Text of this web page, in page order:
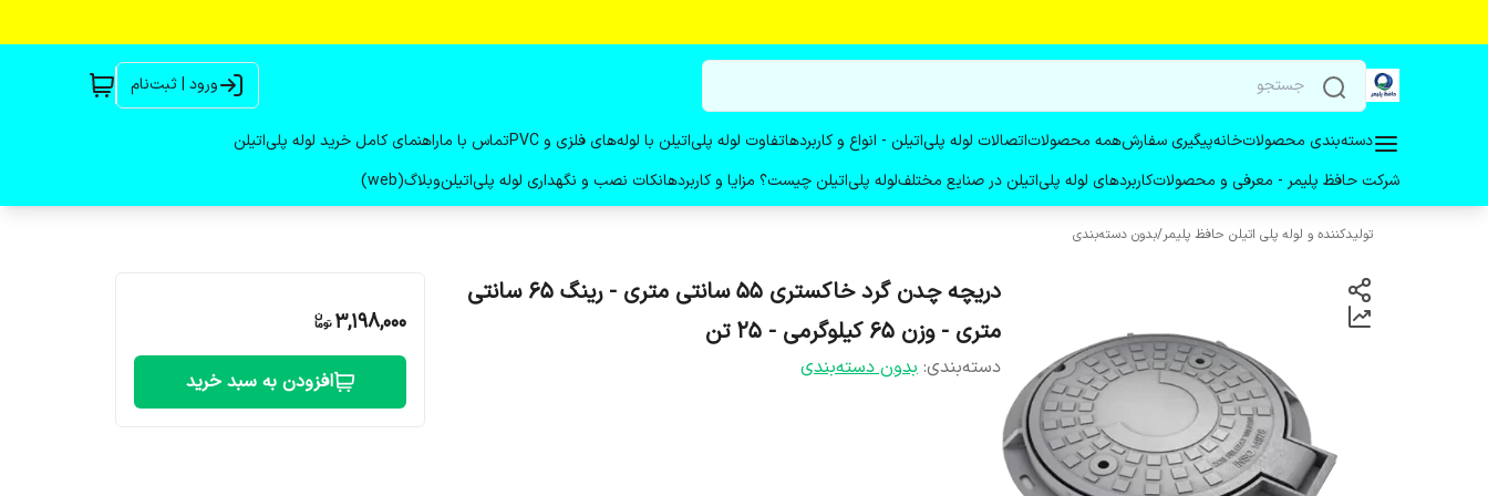
ورود | ثبت‌نام
دسته‌بندی محصولاتخانهپیگیری سفارشهمه محصولاتاتصالات لوله پلی‌اتیلن - انواع و کاربردهاتفاوت لوله پلی‌اتیلن با لوله‌های فلزی و PVC تماس با ماراهنمای کامل خرید لوله پلی‌اتیلن
شرکت حافظ پلیمر - معرفی و محصولاتکاربردهای لوله پلی‌اتیلن در صنایع مختلفلوله پلی‌اتیلن چیست؟ مزایا و کاربردهانکات نصب و نگهداری لوله پلی‌اتیلنوبلاگ(web)
تولیدکننده و لوله پلی اتیلن حافظ پلیمر/بدون دسته‌بندی
دریچه چدن گرد خاکستری 55 سانتی متری - رینگ 65 سانتی
متری - وزن 65 کیلوگرمی - 25 تن
دسته‌بندی: بدون دسته‌بندی
3,198,000
افزودن به سبد خرید